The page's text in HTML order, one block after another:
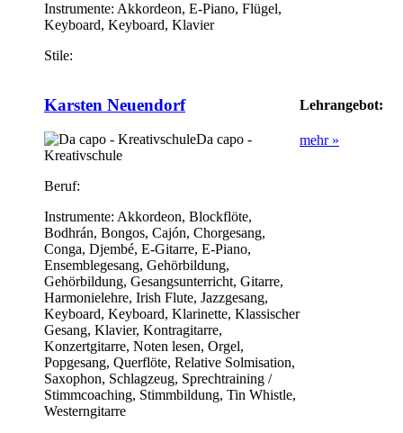
Instrumente: Akkordeon, E-Piano, Flügel,
Keyboard, Keyboard, Klavier
Stile:
Karsten Neuendorf
Da capo -
Kreativschule
Beruf:
Instrumente: Akkordeon, Blockflöte,
Bodhrán, Bongos, Cajón, Chorgesang,
Conga, Djembé, E-Gitarre, E-Piano,
Ensemblegesang, Gehörbildung,
Gehörbildung, Gesangsunterricht, Gitarre,
Harmonielehre, Irish Flute, Jazzgesang,
Keyboard, Keyboard, Klarinette, Klassischer
Gesang, Klavier, Kontragitarre,
Konzertgitarre, Noten lesen, Orgel,
Popgesang, Querflöte, Relative Solmisation,
Saxophon, Schlagzeug, Sprechtraining /
Stimmcoaching, Stimmbildung, Tin Whistle,
Westerngitarre
Lehrangebot:
mehr »